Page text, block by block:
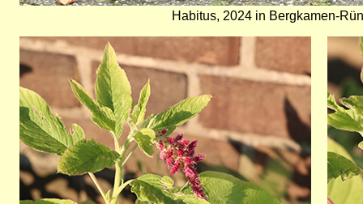
Habitus, 2024 in Bergkamen-
Bild
Bild